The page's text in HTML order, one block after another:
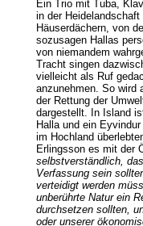
Ein Trio mit Tuba,
in der
Häuserdächern, von
sozusagen Hallas
von niemandem
Tracht singen
vielleicht als Ruf
anzunehmen. So wird
der Rettung der
dargestellt. In Island
Halla und ein
im Hochland
Erlingsson es mit der
selbstverständlich,
Verfassung sein
verteidigt werden
unberührte Natur ein
durchsetzen sollten,
oder unserer